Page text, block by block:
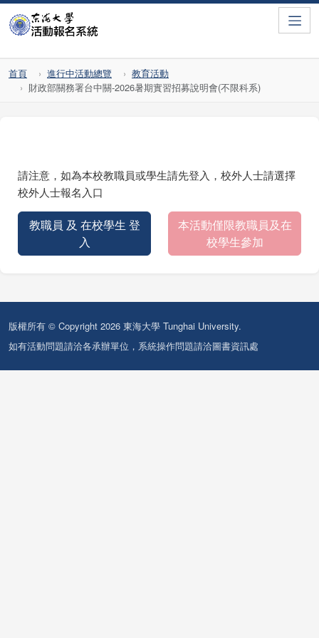
首頁 進行中活動總覽
教育活動
財政部關務署台中關-2026暑期實習招募說明會(不限科系)
請注意，如為本校教職員或學生請先登入，校外人士請選擇
校外人士報名入口
教職員 及 在校學生 登
入
本活動僅限教職員及在
校學生參加
版權所有 © Copyright 2026 東海大學 Tunghai University.
如有活動問題請洽各承辦單位，系統操作問題請洽圖書資訊處